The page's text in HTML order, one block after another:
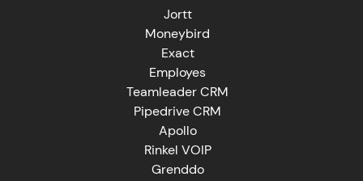
Jortt
Moneybird
Exact
Employes
Teamleader CRM
Pipedrive CRM
Apollo
Rinkel VOIP
Grenddo